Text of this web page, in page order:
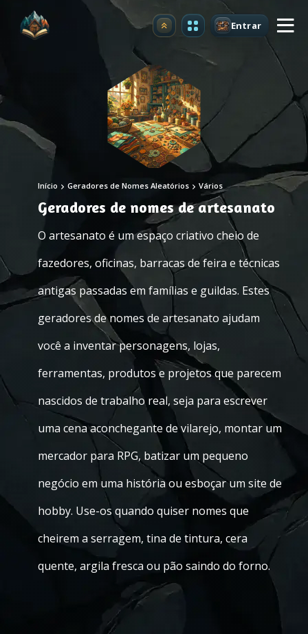
Atualizar Entrar
Início Geradores de Nomes Aleatórios Vários
Geradores de nomes de artesanato
O artesanato é um espaço criativo cheio de
fazedores, oficinas, barracas de feira e técnicas
antigas passadas em famílias e guildas. Estes
geradores de nomes de artesanato ajudam
você a inventar personagens, lojas,
ferramentas, produtos e projetos que parecem
nascidos de trabalho real, seja para escrever
uma cena aconchegante de vilarejo, montar um
mercador para RPG, batizar um pequeno
negócio em uma história ou esboçar um site de
hobby. Use-os quando quiser nomes que
cheirem a serragem, tina de tintura, cera
quente, argila fresca ou pão saindo do forno.